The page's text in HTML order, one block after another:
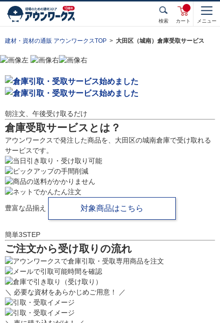
検索 カート メニュー
建材・資材の通販 アウンワークスTOP 大田区（城南）倉庫受取サービス
朝注文、午後受け取るだけ
倉庫受取サービスとは？
アウンワークスで発注した商品を、大田区の城南倉庫で受け取れる
サービスです。
豊富な品揃え 対象商品はこちら
簡単3STEP
ご注文から受け取りの流れ
＼ 必要な資材をあらかじめご用意！ ／